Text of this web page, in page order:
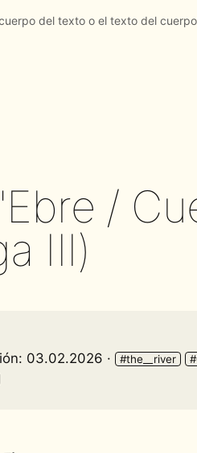
/
III)
03.02.2026 ·
#the__river